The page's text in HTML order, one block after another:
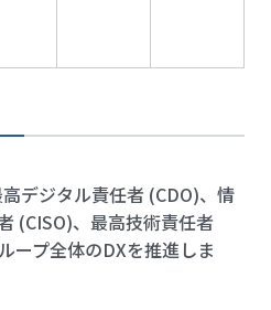
(CISO)、最高技術責任者
ープ全体のDXを推進しま